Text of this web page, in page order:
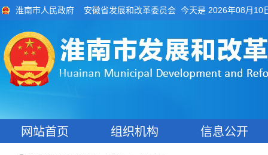
淮南市人民政府 安徽省发展和改革委员会 今天是 2026年08月10
网站首页 组织机构 信息公开